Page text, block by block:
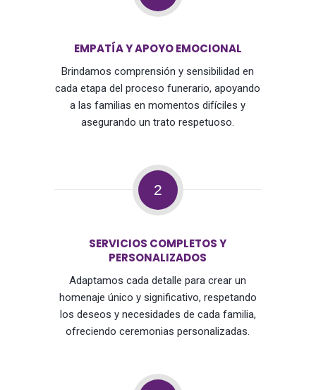
EMPATÍA Y APOYO EMOCIONAL
Brindamos comprensión y sensibilidad en
cada etapa del proceso funerario, apoyando
a las familias en momentos difíciles y
asegurando un trato respetuoso.
2
SERVICIOS COMPLETOS Y
PERSONALIZADOS
Adaptamos cada detalle para crear un
homenaje único y significativo, respetando
los deseos y necesidades de cada familia,
ofreciendo ceremonias personalizadas.